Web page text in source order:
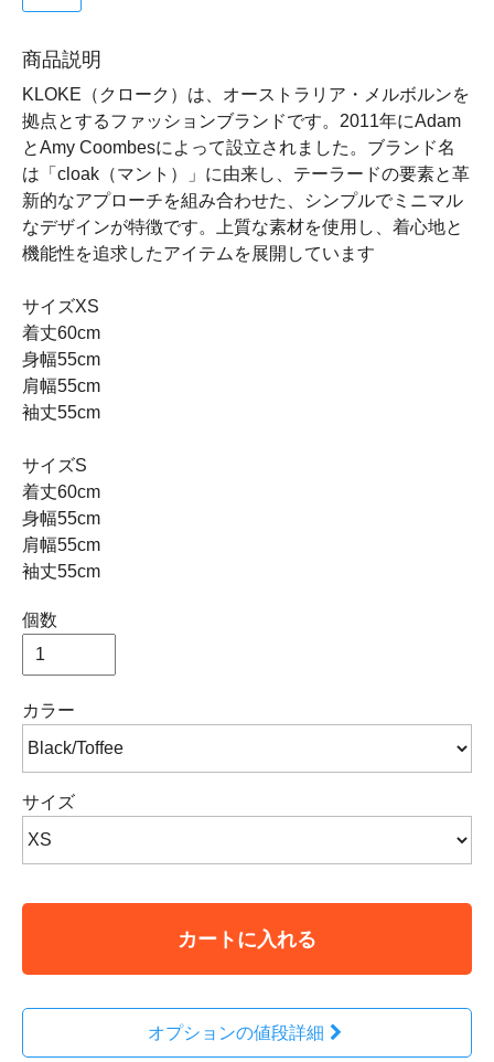
商品説明
KLOKE（クローク）は、オーストラリア・メルボルンを
拠点とするファッションブランドです。2011年にAdam
とAmy Coombesによって設立されました。ブランド名
は「cloak（マント）」に由来し、テーラードの要素と革
新的なアプローチを組み合わせた、シンプルでミニマル
なデザインが特徴です。上質な素材を使用し、着心地と
機能性を追求したアイテムを展開しています
サイズXS
着丈60cm
身幅55cm
肩幅55cm
袖丈55cm
サイズS
着丈60cm
身幅55cm
肩幅55cm
袖丈55cm
個数
カラー
サイズ
カートに入れる
オプションの値段詳細